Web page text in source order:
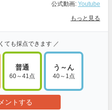
公式動画: Youtube
もっと見る
ても採点できます ／
普通
60～41点
う～ん
40～1点
ントする